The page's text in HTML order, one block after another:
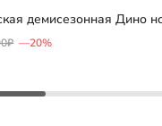
Выберите
демисезонная Дино
—20%